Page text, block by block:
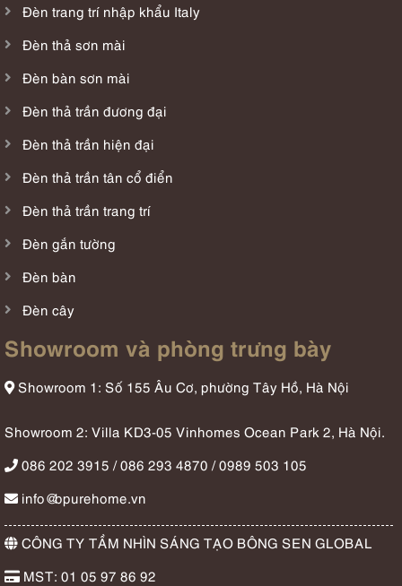
Đèn trang trí nhập khẩu Italy
Đèn thả sơn mài
Đèn bàn sơn mài
Đèn thả trần đương đại
Đèn thả trần hiện đại
Đèn thả trần tân cổ điển
Đèn thả trần trang trí
Đèn gắn tường
Đèn bàn
Đèn cây
Showroom và phòng trưng bày
Showroom 1: Số 155 Âu Cơ, phường Tây Hồ, Hà Nội
Showroom 2: Villa KD3-05 Vinhomes Ocean Park 2, Hà Nội.
086 202 3915 / 086 293 4870 / 0989 503 105
info@bpurehome.vn
CÔNG TY TẦM NHÌN SÁNG TẠO BÔNG SEN GLOBAL
MST: 01 05 97 86 92